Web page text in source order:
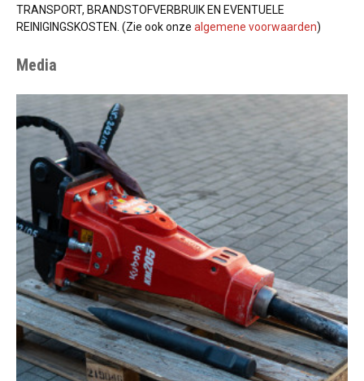
TRANSPORT, BRANDSTOFVERBRUIK EN EVENTUELE
REINIGINGSKOSTEN. (Zie ook onze algemene voorwaarden)
Media